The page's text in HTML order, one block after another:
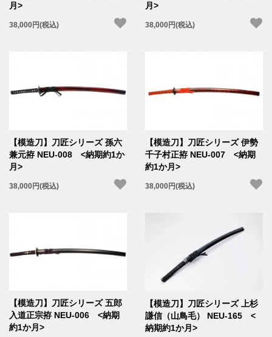
月>
38,000円(税込)
月>
38,000円(税込)
【模造刀】刀匠シリーズ 孫六
兼元拵 NEU-008 <納期約1か
月>
38,000円(税込)
【模造刀】刀匠シリーズ 伊勢
千子村正拵 NEU-007 <納期
約1か月>
38,000円(税込)
【模造刀】刀匠シリーズ 五郎
入道正宗拵 NEU-006 <納期
約1か月>
【模造刀】刀匠シリーズ 上杉
謙信（山鳥毛） NEU-165 <
納期約1か月>